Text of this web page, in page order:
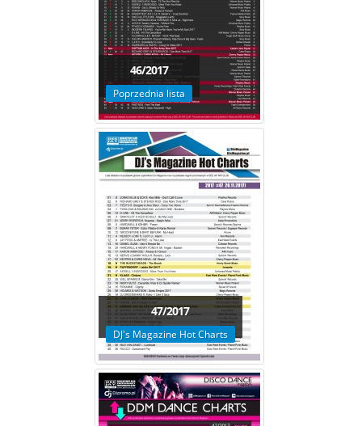
46/2017
Poprzednia lista
47/2017
DJ's Magazine Hot Charts